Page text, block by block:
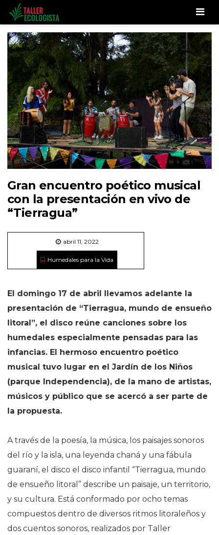
Gran encuentro poético musical
con la presentación en vivo de
“Tierragua”
abril 11, 2022
Humedales para la Vida
El domingo 17 de abril llevamos adelante la
presentación de “Tierragua, mundo de ensueño
litoral”, el disco reúne canciones sobre los
humedales especialmente pensadas para las
infancias. El hermoso encuentro poético
musical tuvo lugar en el Jardín de los Niños
(parque Independencia), de la mano de artistas,
músicos y público que se acercó a ser parte de
la propuesta.
A través de la poesía, la música, los paisajes sonoros
del río y la isla, una leyenda chaná y una fábula
guaraní, el disco el disco infantil “Tierragua, mundo
de ensueño litoral” describe un paisaje, un territorio,
y su cultura. Está conformado por ocho temas
compuestos dentro de diversos ritmos litoraleños y
dos cuentos sonoros, realizados por Taller